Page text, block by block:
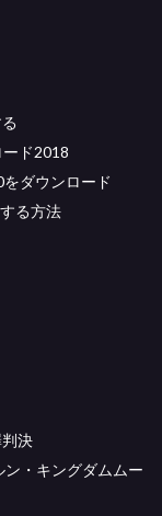
ド2018
ダウンロード
る方法
決
・キングダムムー